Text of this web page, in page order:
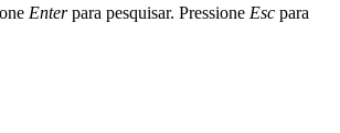
Enterpara pesquisar. Pressione Esc para